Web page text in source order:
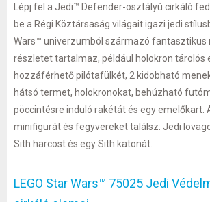
Lépj fel a Jedi™ Defender-osztályú cirkáló
be a Régi Köztársaság világait igazi jedi
Wars™ univerzumból származó fantasztikus
részletet tartalmaz, például holokron tárolós
hozzáférhető pilótafülkét, 2 kidobható
hátsó termet, holokronokat, behúzható
pöccintésre induló rakétát és egy emelőkart.
minifigurát és fegyvereket találsz: Jedi
Sith harcost és egy Sith katonát.
LEGO Star Wars™ 75025 Jedi